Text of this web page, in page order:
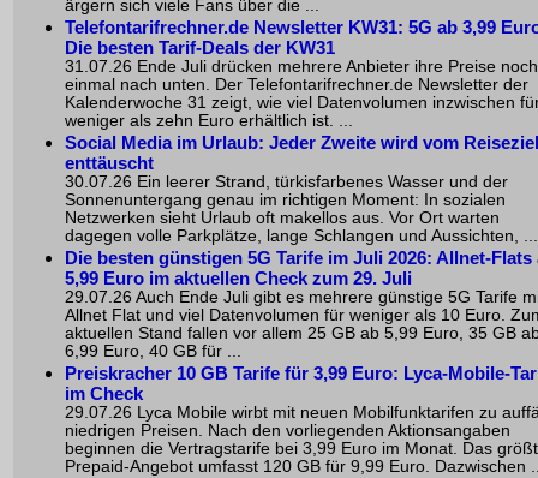
ärgern sich viele Fans über die ...
Telefontarifrechner.de Newsletter KW31: 5G ab 3,99
Die besten Tarif-Deals der KW31
31.07.26 Ende Juli drücken mehrere Anbieter ihre Preise noch
einmal nach unten. Der Telefontarifrechner.de Newsletter der
Kalenderwoche 31 zeigt, wie viel Datenvolumen inzwischen
weniger als zehn Euro erhältlich ist. ...
Social Media im Urlaub: Jeder Zweite wird vom Reiseziel
enttäuscht
30.07.26 Ein leerer Strand, türkisfarbenes Wasser und der
Sonnenuntergang genau im richtigen Moment: In sozialen
Netzwerken sieht Urlaub oft makellos aus. Vor Ort warten
dagegen volle Parkplätze, lange Schlangen und Aussichten, ...
Die besten günstigen 5G Tarife im Juli 2026: Allnet-Flats
5,99 Euro im aktuellen Check zum 29. Juli
29.07.26 Auch Ende Juli gibt es mehrere günstige 5G Tarife
Allnet Flat und viel Datenvolumen für weniger als 10 Euro.
aktuellen Stand fallen vor allem 25 GB ab 5,99 Euro, 35 GB
6,99 Euro, 40 GB für ...
Preiskracher 10 GB Tarife für 3,99 Euro: Lyca-Mobile-
im Check
29.07.26 Lyca Mobile wirbt mit neuen Mobilfunktarifen zu
niedrigen Preisen. Nach den vorliegenden Aktionsangaben
beginnen die Vertragstarife bei 3,99 Euro im Monat. Das
Prepaid-Angebot umfasst 120 GB für 9,99 Euro. Dazwischen